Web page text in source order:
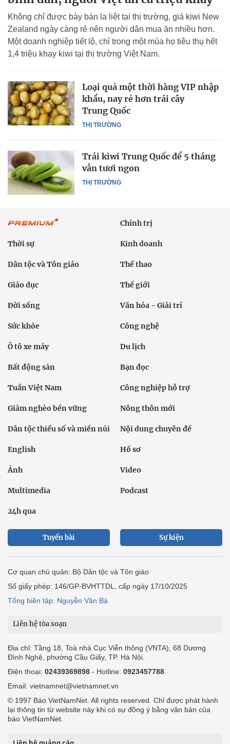
Không chỉ được bày bán la liệt tại thị trường, giá kiwi New
Zealand ngày càng rẻ nên người dân mua ăn nhiều hơn.
Một doanh nghiệp tiết lộ, chỉ trong một mùa họ tiêu thụ hết
1,4 triệu khay kiwi tại thị trường Việt Nam.
THỊ TRƯỜNG
Loại quả một thời hàng VIP nhập
khẩu, nay rẻ hơn trái cây
Trung Quốc
THỊ TRƯỜNG
Trái kiwi Trung Quốc để 5 tháng
vẫn tươi ngon
Chính trị
Thời sự Kinh doanh
Dân tộc và Tôn giáo Thể thao
Giáo dục Thế giới
Đời sống Văn hóa - Giải trí
Sức khỏe Công nghệ
Ô tô xe máy Du lịch
Bất động sản Bạn đọc
Tuần Việt Nam Công nghiệp hỗ trợ
Giảm nghèo bền vững Nông thôn mới
Dân tộc thiểu số và miền núi Nội dung chuyên đề
English Hồ sơ
Ảnh Video
Multimedia Podcast
24h qua
Tuyến bài Sự kiện
Cơ quan chủ quản: Bộ Dân tộc và Tôn giáo
Số giấy phép: 146/GP-BVHTTDL, cấp ngày 17/10/2025
Tổng biên tập: Nguyễn Văn Bá
Liên hệ tòa soạn
Địa chỉ: Tầng 18, Toà nhà Cục Viễn thông (VNTA), 68 Dương
Đình Nghệ, phường Cầu Giấy, TP. Hà Nội.
Điện thoại: 02439369898 - Hotline: 0923457788
Email: vietnamnet@vietnamnet.vn
© 1997 Báo VietNamNet. All rights reserved. Chỉ được phát hành
lại thông tin từ website này khi có sự đồng ý bằng văn bản của
báo VietNamNet.